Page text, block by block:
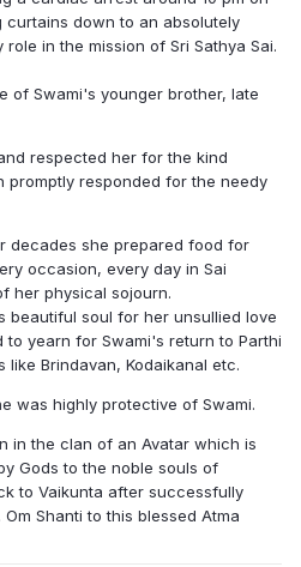
curtains down to an absolutely
in the mission of Sri Sathya Sai.
of Swami's younger brother, late
respected her for the kind
responded for the needy
decades she prepared food for
occasion, every day in Sai
her physical sojourn.
beautiful soul for her unsullied love
yearn for Swami's return to Parthi
Brindavan, Kodaikanal etc.
was highly protective of Swami.
in the clan of an Avatar which is
Gods to the noble souls of
to Vaikunta after successfully
Shanti to this blessed Atma